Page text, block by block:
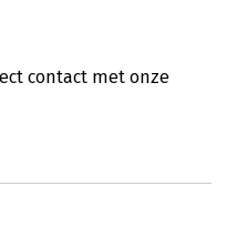
contact met onze